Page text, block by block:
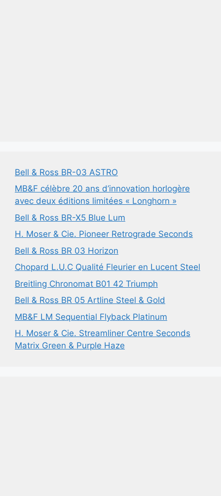
Bell & Ross BR-03 ASTRO
MB&F célèbre 20 ans d’innovation horlogère
avec deux éditions limitées « Longhorn »
Bell & Ross BR-X5 Blue Lum
H. Moser & Cie. Pioneer Retrograde Seconds
Bell & Ross BR 03 Horizon
Chopard L.U.C Qualité Fleurier en Lucent Steel
Breitling Chronomat B01 42 Triumph
Bell & Ross BR 05 Artline Steel & Gold
MB&F LM Sequential Flyback Platinum
H. Moser & Cie. Streamliner Centre Seconds
Matrix Green & Purple Haze